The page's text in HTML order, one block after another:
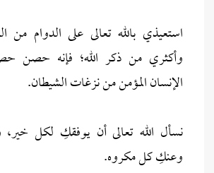
استعيذي بالله تعالى على الدوام من
وأكثري من ذكر الله؛ فإنه حصن
الإنسان المؤمن من نزغات الشيطان.
نسأل الله تعالى أن يوفقكِ لكل
وعنكِ كل مكروه.